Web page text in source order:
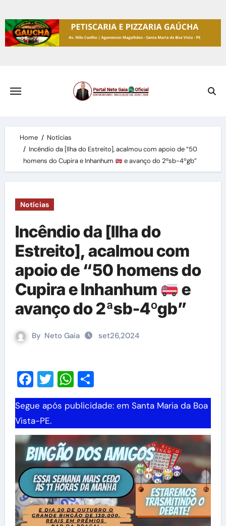
to
content
Home
Notícias
Incêndio da [Ilha do Estreito], acalmou com apoio de “50
homens do Cupira e Inhanhum
e avanço do 2ªsb-4ºgb”
Notícias
Incêndio da [Ilha do
Estreito], acalmou com
apoio de “50 homens do
Cupira e Inhanhum
e
avanço do 2ªsb-4ºgb”
By Neto Gaia set26,2024
Facebook
TwitterWhatsApp
Share
Segue após publicidade: em Santa Maria da Boa
Vista-PE.